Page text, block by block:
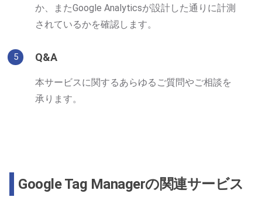
か、またGoogle Analyticsが設計した通りに計測
されているかを確認します。
5 Q&A
本サービスに関するあらゆるご質問やご相談を
承ります。
Google Tag Managerの関連サービス